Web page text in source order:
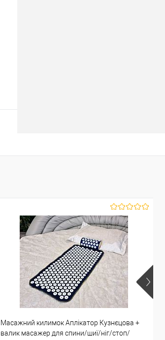
Масажний килимок Аплікатор Кузнєцова +
валик масажер для спини/шиї/ніг/стоп/